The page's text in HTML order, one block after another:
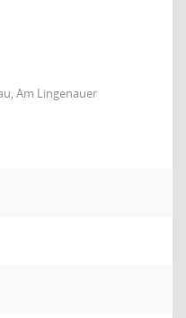
Am Lingenauer